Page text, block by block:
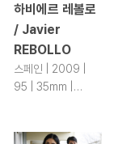
하비에르 레볼로
/ Javier
REBOLLO
스페인 | 2009 |
95 | 35mm |